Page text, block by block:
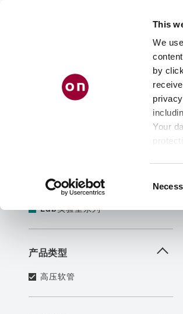
This
We
by
Your
产品筛选 清除所有筛选条件
工业系列
Lab实验室系列
产品类型
高压软管